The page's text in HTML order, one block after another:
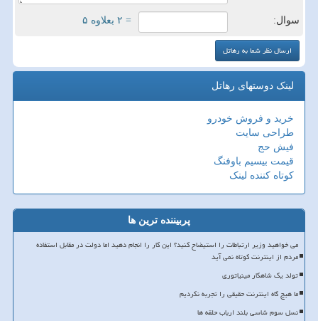
سوال: = ۲ بعلاوه ۵
لینک دوستهای رهاتل
خرید و فروش خودرو
طراحی سایت
فیش حج
قیمت بیسیم باوفنگ
کوتاه کننده لینک
پربیننده ترین ها
می خواهید وزیر ارتباطات را استیضاح کنید؟ این کار را انجام دهید اما دولت در مقابل استفاده
مردم از اینترنت کوتاه نمی آید
تولد یک شاهکار مینیاتوری
ما هیچ گاه اینترنت حقیقی را تجربه نکردیم
نسل سوم شاسی بلند ارباب حلقه ها